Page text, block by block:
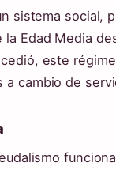
sistema social,
Edad Media
este
a cambio de